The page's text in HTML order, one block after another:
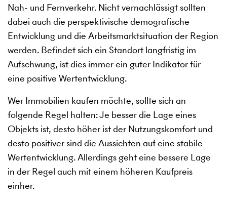
Nah- und Fernverkehr. Nicht vernachlässigt sollten
dabei auch die perspektivische demografische
Entwicklung und die Arbeitsmarktsituation der Region
werden. Befindet sich ein Standort langfristig im
Aufschwung, ist dies immer ein guter Indikator für
eine positive Wertentwicklung.
Wer Immobilien kaufen möchte, sollte sich an
folgende Regel halten: Je besser die Lage eines
Objekts ist, desto höher ist der Nutzungskomfort und
desto positiver sind die Aussichten auf eine stabile
Wertentwicklung. Allerdings geht eine bessere Lage
in der Regel auch mit einem höheren Kaufpreis
einher.